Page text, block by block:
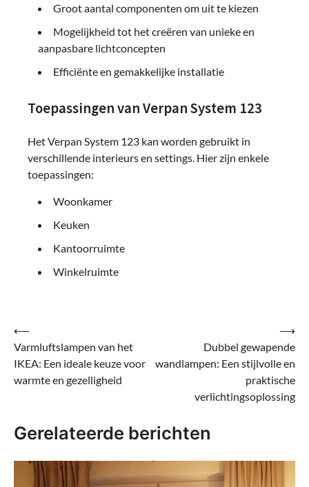
Groot aantal componenten om uit te kiezen
Mogelijkheid tot het creëren van unieke en
aanpasbare lichtconcepten
Efficiënte en gemakkelijke installatie
Toepassingen van Verpan System 123
Het Verpan System 123 kan worden gebruikt in
verschillende interieurs en settings. Hier zijn enkele
toepassingen:
Woonkamer
Keuken
Kantoorruimte
Winkelruimte
Bericht
navigatie
⟵
Varmluftslampen van het
IKEA: Een ideale keuze voor
warmte en gezelligheid
Dubbel gewapende
wandlampen: Een stijlvolle en
praktische
verlichtingsoplossing
⟶
Gerelateerde berichten